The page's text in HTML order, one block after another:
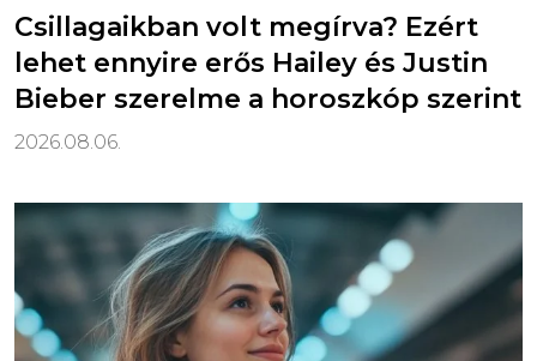
Csillagaikban volt megírva? Ezért
lehet ennyire erős Hailey és Justin
Bieber szerelme a horoszkóp szerint
2026.08.06.